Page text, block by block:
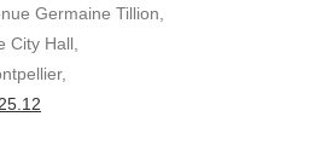
Germaine Tillion,
City Hall,